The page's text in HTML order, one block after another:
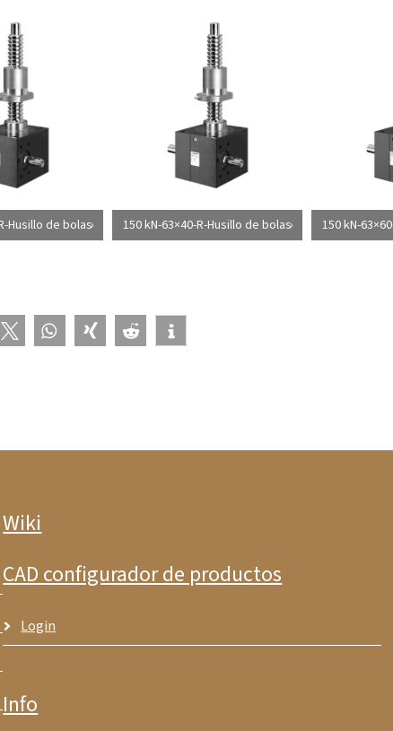
Husillo de bolas 150 kN-63×40-R-Husillo de bolas 150 kN-
Wiki
CAD configurador de productos
Login
Info